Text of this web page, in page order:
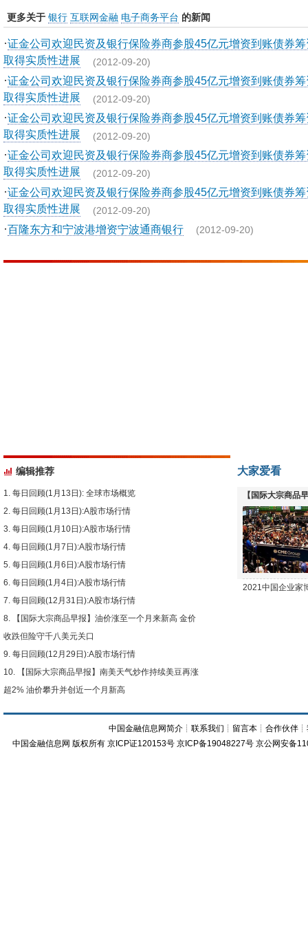
更多关于 银行 互联网金融 电子商务平台 的新闻
·证金公司欢迎民资及银行保险券商参股45亿元增资到账债券筹
取得实质性进展 (2012-09-20)
·证金公司欢迎民资及银行保险券商参股45亿元增资到账债券筹
取得实质性进展 (2012-09-20)
·证金公司欢迎民资及银行保险券商参股45亿元增资到账债券筹
取得实质性进展 (2012-09-20)
·证金公司欢迎民资及银行保险券商参股45亿元增资到账债券筹
取得实质性进展 (2012-09-20)
·证金公司欢迎民资及银行保险券商参股45亿元增资到账债券筹
取得实质性进展 (2012-09-20)
·百隆东方和宁波港增资宁波通商银行 (2012-09-20)
编辑推荐
每日回顾(1月13日): 全球市场概览
每日回顾(1月13日):A股市场行情
每日回顾(1月10日):A股市场行情
每日回顾(1月7日):A股市场行情
每日回顾(1月6日):A股市场行情
每日回顾(1月4日):A股市场行情
每日回顾(12月31日):A股市场行情
【国际大宗商品早报】油价涨至一个月来新高 金价
收跌但险守千八美元关口
每日回顾(12月29日):A股市场行情
【国际大宗商品早报】南美天气炒作持续美豆再涨
超2% 油价攀升并创近一个月新高
大家爱看
【国际大宗商品
下跌
2021中国企业家
中国金融信息网简介 ┊联系我们 ┊ 留言本 ┊合作伙伴 ┊
中国金融信息网 版权所有 京ICP证120153号 京ICP备19048227号 京公网安备